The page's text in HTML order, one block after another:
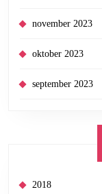
november 2023
oktober 2023
september 2023
2018